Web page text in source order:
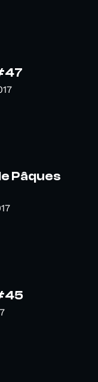
Pâques